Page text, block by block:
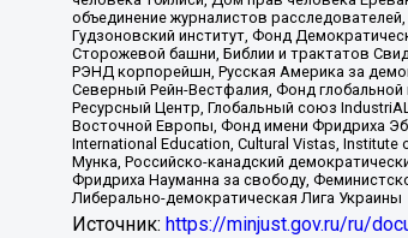
объединение журналистов
Гудзоновский институт, Фонд
Сторожевой башни, Библии и трактатов
РЭНД корпорейшн, Русская Америка за
Северный Рейн-Вестфалия, Фонд
Ресурсный Центр, Глобальный союз
Восточной Европы, Фонд имени Фридриха
International Education, Cultural Vistas,
Мунка, Российско-канадский
Фридриха Науманна за свободу,
Либерально-демократическая Лига Украины
Источник: https://minjust.gov.ru/ru/